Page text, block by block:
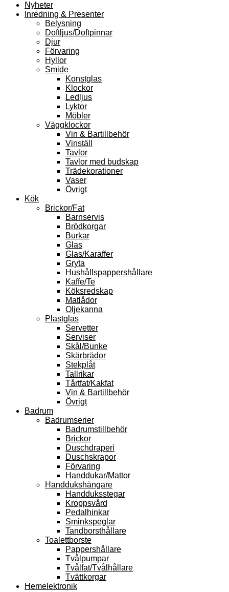
Nyheter
Inredning & Presenter
Belysning
Doftljus/Doftpinnar
Djur
Förvaring
Hyllor
Smide
Konstglas
Klockor
Ledljus
Lyktor
Möbler
Väggklockor
Vin & Bartillbehör
Vinställ
Tavlor
Tavlor med budskap
Trädekorationer
Vaser
Övrigt
Kök
Brickor/Fat
Barnservis
Brödkorgar
Burkar
Glas
Glas/Karaffer
Gryta
Hushållspappershållare
Kaffe/Te
Köksredskap
Matlådor
Oljekanna
Plastglas
Servetter
Serviser
Skål/Bunke
Skärbrädor
Stekplåt
Tallrikar
Tårtfat/Kakfat
Vin & Bartillbehör
Övrigt
Badrum
Badrumserier
Badrumstillbehör
Brickor
Duschdraperi
Duschskrapor
Förvaring
Handdukar/Mattor
Handdukshängare
Handduksstegar
Kroppsvård
Pedalhinkar
Sminkspeglar
Tandborsthållare
Toalettborste
Pappershållare
Tvålpumpar
Tvålfat/Tvålhållare
Tvättkorgar
Hemelektronik